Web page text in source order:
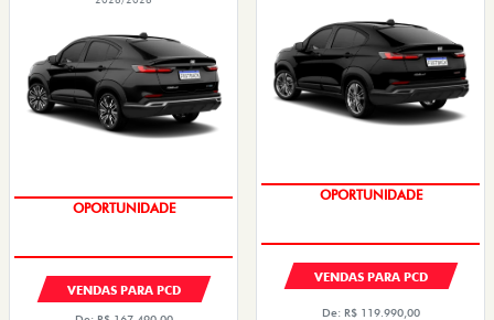
OPORTUNIDADE
VENDAS PARA PCD
OPORTUNIDADE
VENDAS PARA PCD
De: R$ 119.990,00